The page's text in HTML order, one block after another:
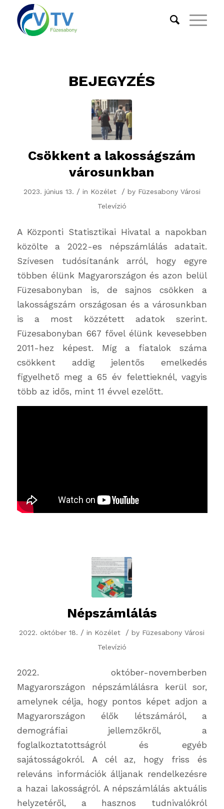
BEJEGYZÉS
Csökkent a lakosságszám
városunkban
2023. június 13. / in Közélet / by Füzesabony Városi
Televízió
A Központi Statisztikai Hivatal a napokban
közölte a 2022-es népszámlálás adatait.
Szívesen tudósítanánk arról, hogy egyre
többen élünk Magyarországon és azon belül
Füzesabonyban is, de sajnos csökken a
lakosságszám országosan és a városunkban
is a most közzétett adatok szerint.
Füzesabonyban 667 fővel élünk kevesebben
2011-hez képest. Míg a fiatalok száma
csökkent addig jelentős emelkedés
figyelhető meg a 65 év felettieknél, vagyis
több az idős, mint 11 évvel ezelőtt.
Népszámlálás
2022. október 18. / in Közélet / by Füzesabony Városi
Televízió
2022. október-novemberben
Magyarországon népszámlálásra kerül sor,
amelynek célja, hogy pontos képet adjon a
Magyarországon élők létszámáról, a
demográfiai jellemzőkről, a
foglalkoztatottságról és egyéb
sajátosságokról. A cél az, hogy friss és
releváns információk álljanak rendelkezésre
a hazai lakosságról. A népszámlálás aktuális
helyzetéről, a hasznos tudnivalókról